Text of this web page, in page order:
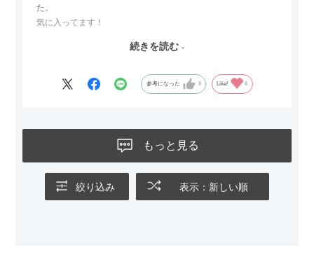
た。
気に入ってます！
Blu-rayレコーダーをボードの扉にしまったところリモコンが閉
なので星4つにします
続きを読む
参考になった 0 Like! 0
もっと見る
絞り込み 表示：新しい順